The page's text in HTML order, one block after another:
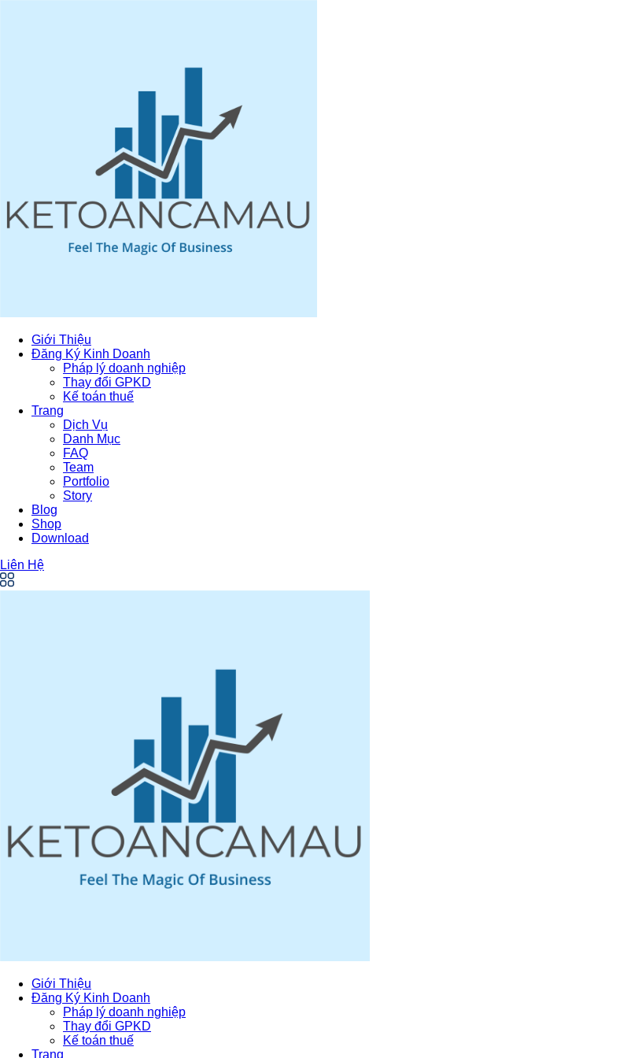
Giới Thiệu
Đăng Ký Kinh Doanh
Pháp lý doanh nghiệp
Thay đổi GPKD
Kế toán thuế
Trang
Dịch Vụ
Danh Mục
FAQ
Team
Portfolio
Story
Blog
Shop
Download
Liên Hệ
Giới Thiệu
Đăng Ký Kinh Doanh
Pháp lý doanh nghiệp
Thay đổi GPKD
Kế toán thuế
Trang